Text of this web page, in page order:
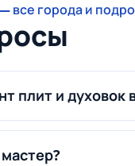
все города и
плит и духовок